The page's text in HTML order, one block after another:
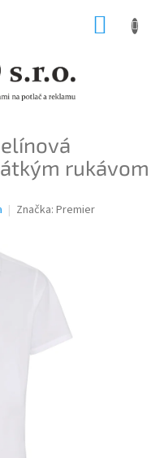
rukávom
Značka: Premier